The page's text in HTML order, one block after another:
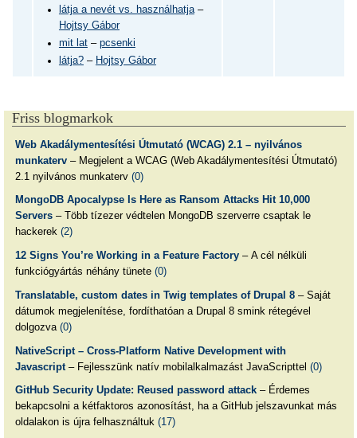
látja a nevét vs. használhatja–
Hojtsy Gábor
mit lat– pcsenki
látja?– Hojtsy Gábor
Friss blogmarkok
Web Akadálymentesítési Útmutató (WCAG) 2.1 – nyilvános
munkaterv– Megjelent a WCAG (Web Akadálymentesítési Útmutató)
2.1 nyilvános munkaterv (0)
MongoDB Apocalypse Is Here as Ransom Attacks Hit 10,000
Servers– Több tízezer védtelen MongoDB szerverre csaptak le
hackerek (2)
12 Signs You’re Working in a Feature Factory– A cél nélküli
funkciógyártás néhány tünete (0)
Translatable, custom dates in Twig templates of Drupal 8– Saját
dátumok megjelenítése, fordíthatóan a Drupal 8 smink rétegével
dolgozva (0)
NativeScript – Cross-Platform Native Development with
Javascript– Fejlesszünk natív mobilalkalmazást JavaScripttel (0)
GitHub Security Update: Reused password attack– Érdemes
bekapcsolni a kétfaktoros azonosítást, ha a GitHub jelszavunkat más
oldalakon is újra felhasználtuk (17)